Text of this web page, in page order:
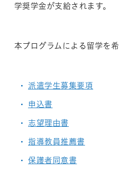
学奨学金が支給されます。
本プログラムによる留学を
派遣学生募集要項
申込書
志望理由書
指導教員推薦書
保護者同意書